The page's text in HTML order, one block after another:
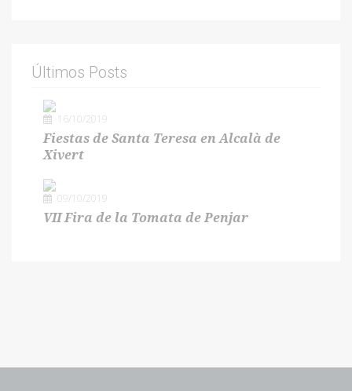
Últimos Posts
16/10/2019
Fiestas de Santa Teresa en Alcalà de
Xivert
09/10/2019
VII Fira de la Tomata de Penjar